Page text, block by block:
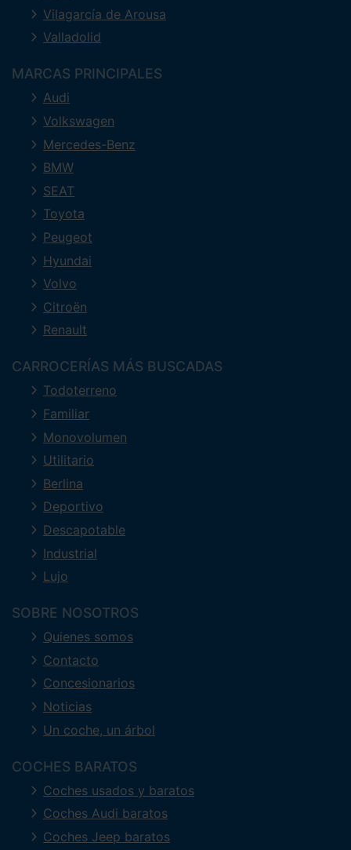
Vilagarcía de Arousa
Valladolid
MARCAS PRINCIPALES
Audi
Volkswagen
Mercedes-Benz
BMW
SEAT
Toyota
Peugeot
Hyundai
Volvo
Citroën
Renault
CARROCERÍAS MÁS BUSCADAS
Todoterreno
Familiar
Monovolumen
Utilitario
Berlina
Deportivo
Descapotable
Industrial
Lujo
SOBRE NOSOTROS
Quienes somos
Contacto
Concesionarios
Noticias
Un coche, un árbol
COCHES BARATOS
Coches usados y baratos
Coches Audi baratos
Coches Jeep baratos